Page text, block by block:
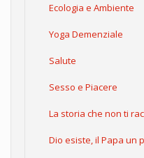
Ecologia e Ambiente
Yoga Demenziale
Salute
Sesso e Piacere
La storia che non ti
Dio esiste, il Papa un